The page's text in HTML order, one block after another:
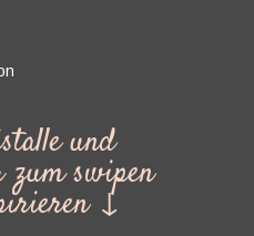
und
zum swipen
↓